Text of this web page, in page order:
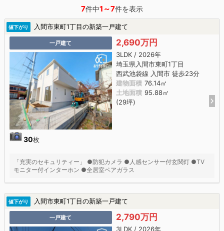
7件中1～7件を表示
値下がり 入間市東町1丁目の新築一戸建て
一戸建て
30枚
2,690万円
3LDK / 2026年
埼玉県入間市東町1丁目
西武池袋線 入間市 徒歩23分
建物面積 76.14㎡
土地面積 95.88㎡
(29坪)
「充実のセキュリティー」 ●防犯カメラ ●人感センサー付玄関灯 ●TV
モニター付インターホン ●全居室ペアガラス
値下がり 入間市東町1丁目の新築一戸建て
一戸建て 2,790万円
3LDK / 2026年